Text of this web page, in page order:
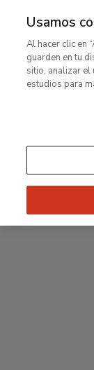
MENÚ
contenido
principal
El
Usamos
Al hacer clic en
guarden en tu
sitio, analizar
estudios para